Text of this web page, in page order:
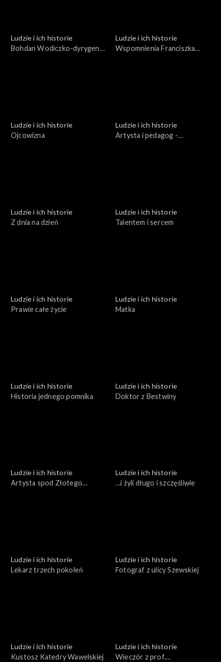
Ludzie i ich historie
Bohdan Wodiczko-dyrygent
Ludzie i ich historie
Wspomnienia Franciszka
Ludzie i ich historie
Ojcowizna
Ludzie i ich historie
Artysta i pedagog -
Ludzie i ich historie
Z dnia na dzień
Ludzie i ich historie
Talentem i sercem
Ludzie i ich historie
Prawie całe życie
Ludzie i ich historie
Matka
Ludzie i ich historie
Historia jednego pomnika
Ludzie i ich historie
Doktor z Bestwiny
Ludzie i ich historie
Artysta spod Złotego
Ludzie i ich historie
…i żyli długo i szczęśliwie
Ludzie i ich historie
Lekarz trzech pokoleń
Ludzie i ich historie
Fotograf z ulicy Szewskiej
Ludzie i ich historie
Kustosz Katedry Wawelskiej
Ludzie i ich historie
Wieczór z prof.